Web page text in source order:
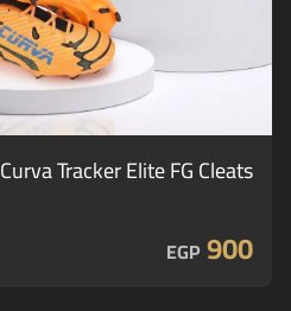
Curva Tracker Elite FG Cleats
900
EGP